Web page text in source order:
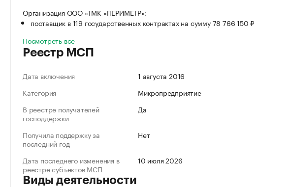
Организация ООО «ТМК «ПЕРИМЕТР»:
поставщик в 119 государственных контрактах на сумму 78 766 150 ₽
Посмотреть все
Реестр МСП
Дата включения
1 августа 2016
Категория
Микропредприятие
В реестре получателей
господдержки
Да
Получила поддержку за
последний год
Нет
Дата последнего изменения в
реестре субъектов МСП
10 июля 2026
Виды деятельности